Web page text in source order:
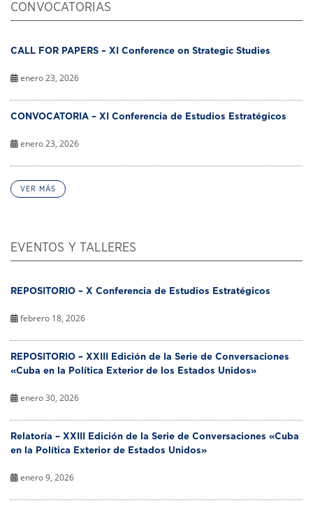
CONVOCATORIAS
CALL FOR PAPERS – XI Conference on Strategic Studies
enero 23, 2026
CONVOCATORIA – XI Conferencia de Estudios Estratégicos
enero 23, 2026
VER MÁS
EVENTOS Y TALLERES
REPOSITORIO – X Conferencia de Estudios Estratégicos
febrero 18, 2026
REPOSITORIO – XXIII Edición de la Serie de Conversaciones
«Cuba en la Política Exterior de los Estados Unidos»
enero 30, 2026
Relatoría – XXIII Edición de la Serie de Conversaciones «Cuba
en la Política Exterior de Estados Unidos»
enero 9, 2026